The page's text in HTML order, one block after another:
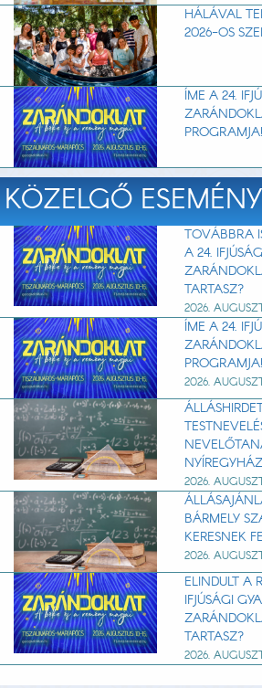
HÁLÁVAL
2026-OS
ÍME A 24.
PROGRAMJA!
KÖZELGŐ
TOVÁBBRA
A 24.
TARTASZ?
2026.
ÍME A 24.
PROGRAMJA!
2026.
2026.
BÁRMELY
KERESNEK
2026.
ELINDULT A
IFJÚSÁGI
TARTASZ?
2026.